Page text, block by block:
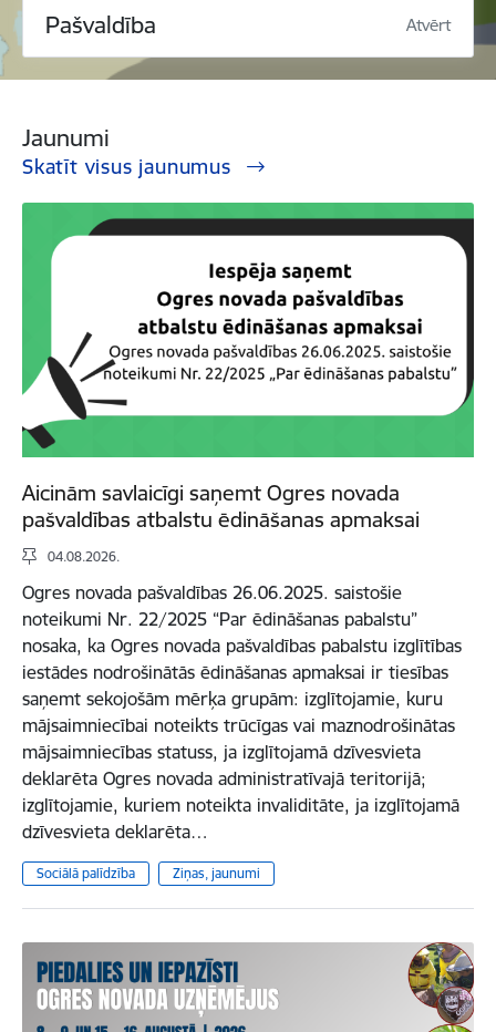
Pašvaldība Atvērt
Jaunumi
Skatīt visus jaunumus
Aicinām savlaicīgi saņemt Ogres novada
pašvaldības atbalstu ēdināšanas apmaksai
04.08.2026.
Ogres novada pašvaldības 26.06.2025. saistošie
noteikumi Nr. 22/2025 “Par ēdināšanas pabalstu”
nosaka, ka Ogres novada pašvaldības pabalstu izglītības
iestādes nodrošinātās ēdināšanas apmaksai ir tiesības
saņemt sekojošām mērķa grupām: izglītojamie, kuru
mājsaimniecībai noteikts trūcīgas vai maznodrošinātas
mājsaimniecības statuss, ja izglītojamā dzīvesvieta
deklarēta Ogres novada administratīvajā teritorijā;
izglītojamie, kuriem noteikta invaliditāte, ja izglītojamā
dzīvesvieta deklarēta…
Sociālā palīdzība Ziņas, jaunumi